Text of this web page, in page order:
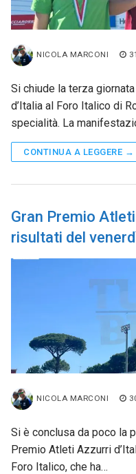
NICOLA MARCONI
Si chiude la terza
d’Italia al Foro Italico di
specialità. La
CONTINUA A LEGGERE →
Gran Premio
risultati del
NICOLA MARCONI
Si è conclusa da poco la
Premio Atleti Azzurri
Foro Italico, che ha…